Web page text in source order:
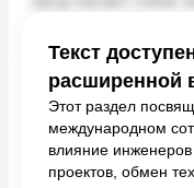
Текст
расширенной
Этот раздел
международном
влияние
проектов, обмен